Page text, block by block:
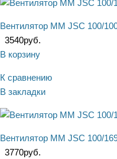
Вентилятор ММ JSC 100/
3540руб.
В корзину
К сравнению
В закладки
Вентилятор ММ JSC 100/
3770руб.